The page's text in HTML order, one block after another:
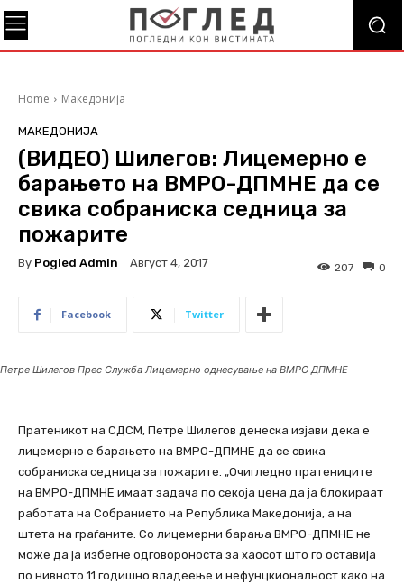
Home Македонија
МАКЕДОНИЈА
(ВИДЕО) Шилегов: Лицемерно е
барањето на ВМРО-ДПМНЕ да се
свика собраниска седница за
пожарите
By Pogled Admin Август 4, 2017 0
207
Facebook Twitter
Петре Шилегов Прес Служба Лицемерно однесување на ВМРО ДПМНЕ
Пратеникот на СДСМ, Петре Шилегов денеска изјави дека е
лицемерно е барањето на ВМРО-ДПМНЕ да се свика
собраниска седница за пожарите. „Очигледно пратениците
на ВМРО-ДПМНЕ имаат задача по секоја цена да ја блокираат
работата на Собранието на Република Македонија, а на
штета на граѓаните. Со лицемерни барања ВМРО-ДПМНЕ не
може да ја избегне одговороноста за хаосот што го оставија
по нивното 11 годишно владеење и нефунцкионалност како на